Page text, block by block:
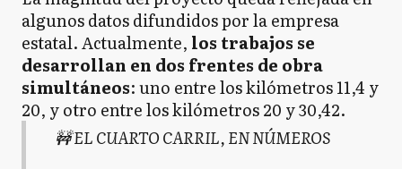
algunos datos difundidos por la empresa
estatal. Actualmente, los trabajos se
desarrollan en dos frentes de obra
simultáneos: uno entre los kilómetros 11,4 y
20, y otro entre los kilómetros 20 y 30,42.
🚧 EL CUARTO CARRIL, EN NÚMEROS